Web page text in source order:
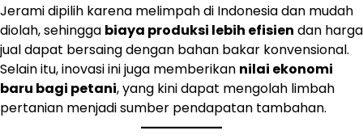
Jerami dipilih karena melimpah di Indonesia dan mudah
diolah, sehingga biaya produksi lebih efisien dan harga
jual dapat bersaing dengan bahan bakar konvensional.
Selain itu, inovasi ini juga memberikan nilai ekonomi
baru bagi petani, yang kini dapat mengolah limbah
pertanian menjadi sumber pendapatan tambahan.